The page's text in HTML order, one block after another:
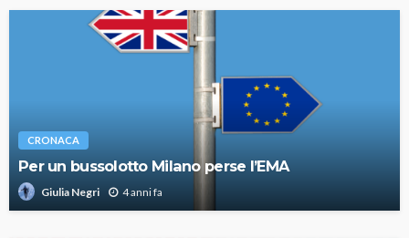
CRONACA
Per un bussolotto Milano perse l’EMA
Giulia Negri 4 anni fa